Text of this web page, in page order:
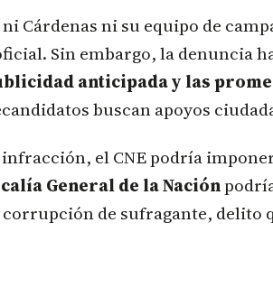
Cárdenas ni su equipo de
Sin embargo, la denuncia
anticipada y las
buscan apoyos
el CNE podría
General de la Nación
de sufragante, delito